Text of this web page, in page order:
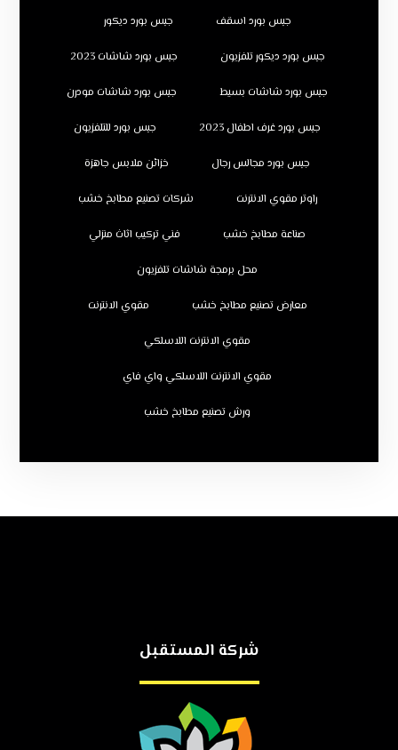
جبس بورد اسقف جبس بورد ديكور
جبس بورد ديكور تلفزيون جبس بورد شاشات 2023
جبس بورد شاشات بسيط جبس بورد شاشات مودرن
جبس بورد غرف اطفال 2023 جبس بورد للتلفزيون
جبس بورد مجالس رجال خزائن ملابس جاهزة
راوتر مقوي الانترنت شركات تصنيع مطابخ خشب
صناعة مطابخ خشب فني تركيب اثاث منزلي
محل برمجة شاشات تلفزيون
معارض تصنيع مطابخ خشب مقوي الانترنت
مقوي الانترنت اللاسلكي
مقوي الانترنت اللاسلكي واي فاي
ورش تصنيع مطابخ خشب
شركة المستقبل